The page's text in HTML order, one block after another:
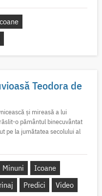
Teodora de
și mireasă a lui
o pământul binecuvântat
pe la jumătatea secolului al
Minuni
Icoane
Predici
Video